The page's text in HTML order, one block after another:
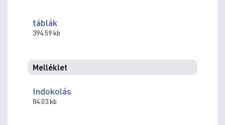
táblák
394.59 kb
Melléklet
Indokolás
84.03 kb